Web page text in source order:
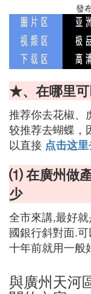
發
★、在哪里可
推荐你去花椒、
较推荐去蝴蝶，
以直接 点击这
⑴ 在廣州做
少
全市來講,最好
國銀行斜對面.
十年前就用一般
與廣州天河